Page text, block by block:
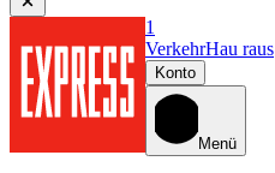
1
VerkehrHau raus
Konto
Menü